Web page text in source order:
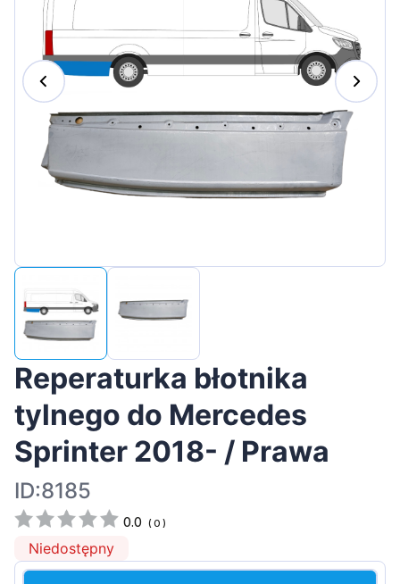
Lietuvių
Hrvatski
Slovenian
Slovenčina
Reperaturka błotnika
tylnego do Mercedes
Sprinter 2018- / Prawa
ID:8185
0.0 (0 )
Niedostępny